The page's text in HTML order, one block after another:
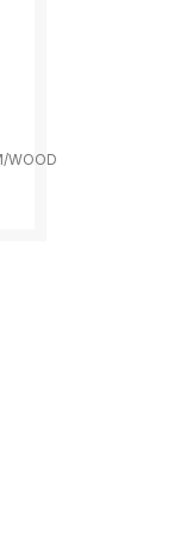
WOOD